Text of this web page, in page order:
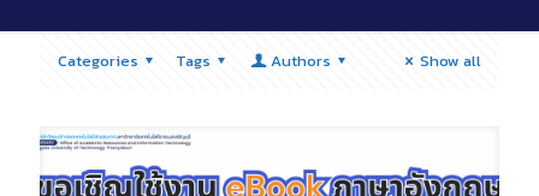
Categories Tags Authors Show all